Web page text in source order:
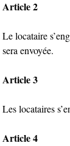
Article 2
Le locataire
sera envoyée.
Article 3
Les locataires
Article 4